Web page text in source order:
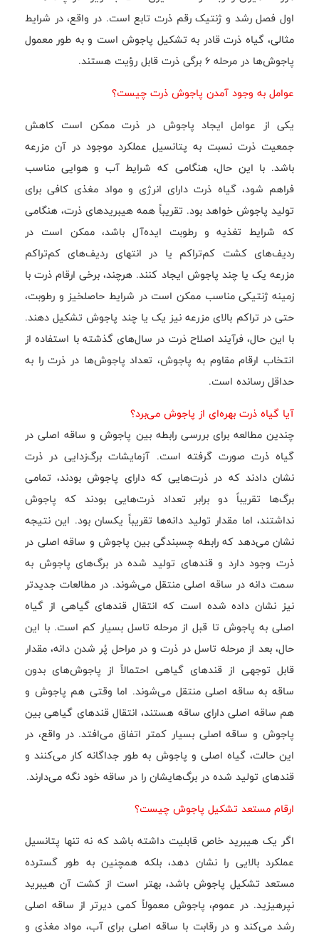
اول فصل رشد و ژنتیک رقم ذرت تابع است. در واقع، در شرایط
مثالی، گیاه ذرت قادر به تشکیل پاجوش است و به طور معمول
پاجوش‌ها در مرحله ۶ برگی ذرت قابل رؤیت هستند.
عوامل به وجود آمدن پاجوش ذرت چیست؟
یکی از عوامل ایجاد پاجوش در ذرت ممکن است کاهش
جمعیت ذرت نسبت به پتانسیل عملکرد موجود در آن مزرعه
باشد. با این حال، هنگامی که شرایط آب و هوایی مناسب
فراهم شود، گیاه ذرت دارای انرژی و مواد مغذی کافی برای
تولید پاجوش خواهد بود. تقریباً همه هیبریدهای ذرت، هنگامی
که شرایط تغذیه و رطوبت ایده‌آل باشد، ممکن است در
ردیف‌های کشت کم‌تراکم یا در انتهای ردیف‌های کم‌تراکم
مزرعه یک یا چند پاجوش ایجاد کنند. هرچند، برخی ارقام ذرت با
زمینه ژنتیکی مناسب ممکن است در شرایط حاصلخیز و رطوبت،
حتی در تراکم بالای مزرعه نیز یک یا چند پاجوش تشکیل دهند.
با این حال، فرآیند اصلاح ذرت در سال‌های گذشته با استفاده از
انتخاب ارقام مقاوم به پاجوش، تعداد پاجوش‌ها در ذرت را به
حداقل رسانده است.
آیا گیاه ذرت بهره‌ای از پاجوش می‌برد؟
چندین مطالعه برای بررسی رابطه بین پاجوش و ساقه اصلی در
گیاه ذرت صورت گرفته است. آزمایشات برگ‌زدایی در ذرت
نشان دادند که در ذرت‌هایی که دارای پاجوش بودند، تمامی
برگ‌ها تقریباً دو برابر تعداد ذرت‌هایی بودند که پاجوش
نداشتند، اما مقدار تولید دانه‌ها تقریباً یکسان بود. این نتیجه
نشان می‌دهد که رابطه چسبندگی بین پاجوش و ساقه اصلی در
ذرت وجود دارد و قندهای تولید شده در برگ‌های پاجوش به
سمت دانه در ساقه اصلی منتقل می‌شوند. در مطالعات جدیدتر
نیز نشان داده شده است که انتقال قندهای گیاهی از گیاه
اصلی به پاجوش تا قبل از مرحله تاسل بسیار کم است. با این
حال، بعد از مرحله تاسل در ذرت و در مراحل پُر شدن دانه، مقدار
قابل توجهی از قندهای گیاهی احتمالاً از پاجوش‌های بدون
ساقه به ساقه اصلی منتقل می‌شوند. اما وقتی هم پاجوش و
هم ساقه اصلی دارای ساقه هستند، انتقال قندهای گیاهی بین
پاجوش و ساقه اصلی بسیار کمتر اتفاق می‌افتد. در واقع، در
این حالت، گیاه اصلی و پاجوش به طور جداگانه کار می‌کنند و
قندهای تولید شده در برگ‌هایشان را در ساقه خود نگه می‌دارند.
ارقام مستعد تشکیل پاجوش چیست؟
اگر یک هیبرید خاص قابلیت داشته باشد که نه تنها پتانسیل
عملکرد بالایی را نشان دهد، بلکه همچنین به طور گسترده
مستعد تشکیل پاجوش باشد، بهتر است از کشت آن هیبرید
نپرهیزید. در عموم، پاجوش معمولاً کمی دیرتر از ساقه اصلی
رشد می‌کند و در رقابت با ساقه اصلی برای آب، مواد مغذی و